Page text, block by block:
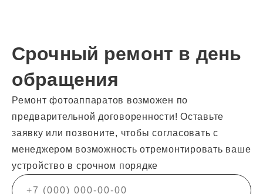
Срочный ремонт в день
обращения
Ремонт фотоаппаратов возможен по
предварительной договоренности! Оставьте
заявку или позвоните, чтобы согласовать с
менеджером возможность отремонтировать ваше
устройство в срочном порядке